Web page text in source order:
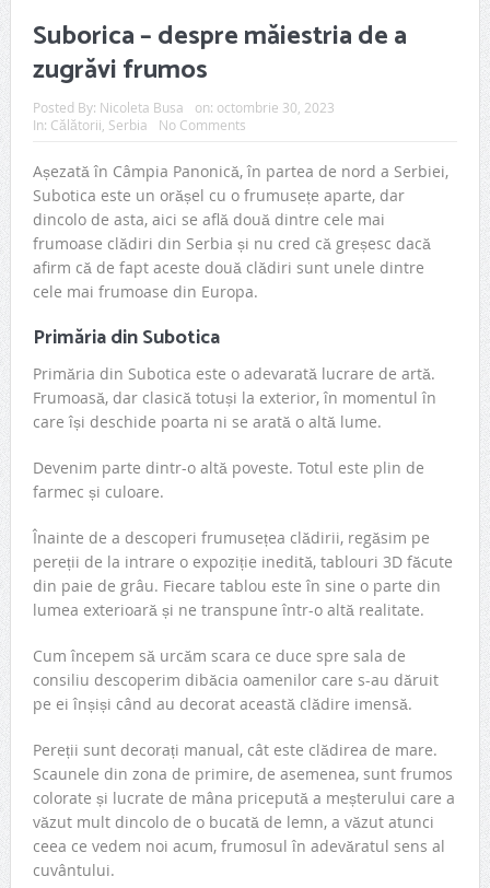
Suborica – despre măiestria de a
zugrăvi frumos
Posted By: Nicoleta Busa on: octombrie 30, 2023
In: Călătorii, Serbia No Comments
Așezată în Câmpia Panonică, în partea de nord a Serbiei,
Subotica este un orășel cu o frumusețe aparte, dar
dincolo de asta, aici se află două dintre cele mai
frumoase clădiri din Serbia și nu cred că greșesc dacă
afirm că de fapt aceste două clădiri sunt unele dintre
cele mai frumoase din Europa.
Primăria din Subotica
Primăria din Subotica este o adevarată lucrare de artă.
Frumoasă, dar clasică totuși la exterior, în momentul în
care își deschide poarta ni se arată o altă lume.
Devenim parte dintr-o altă poveste. Totul este plin de
farmec și culoare.
Înainte de a descoperi frumusețea clădirii, regăsim pe
pereții de la intrare o expoziție inedită, tablouri 3D făcute
din paie de grâu. Fiecare tablou este în sine o parte din
lumea exterioară și ne transpune într-o altă realitate.
Cum începem să urcăm scara ce duce spre sala de
consiliu descoperim dibăcia oamenilor care s-au dăruit
pe ei înșiși când au decorat această clădire imensă.
Pereții sunt decorați manual, cât este clădirea de mare.
Scaunele din zona de primire, de asemenea, sunt frumos
colorate și lucrate de mâna pricepută a meșterului care a
văzut mult dincolo de o bucată de lemn, a văzut atunci
ceea ce vedem noi acum, frumosul în adevăratul sens al
cuvântului.